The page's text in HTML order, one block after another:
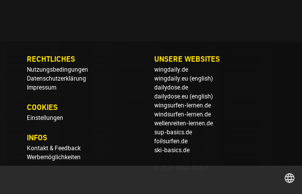
RECHTLICHES
Nutzungsbedingungen
Datenschutzerklärung
Impressum
COOKIES
Einstellungen
INFOS
Kontakt & Feedback
Werbemöglichkeiten
UNSERE WEBSITES
wingdaily.de
wingdaily.eu (english)
dailydose.de
dailydose.eu (english)
wingsurfen-lernen.de
windsurfen-lernen.de
wellenreiten-lernen.de
sup-basics.de
foilsurfen.de
ski-basics.de